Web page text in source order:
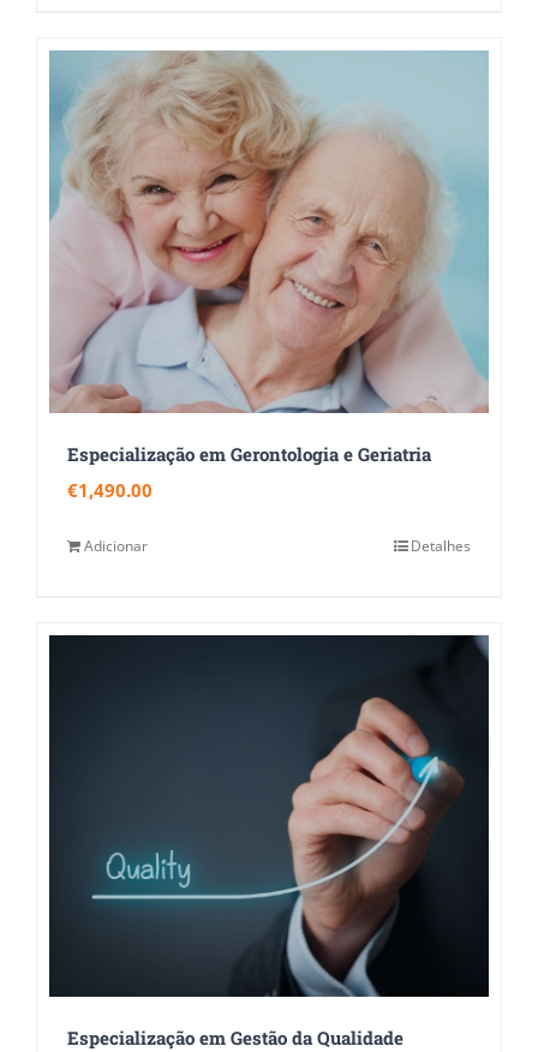
Especialização em Gerontologia e Geriatria
€1,490.00
Adicionar Detalhes
Especialização em Gestão da Qualidade